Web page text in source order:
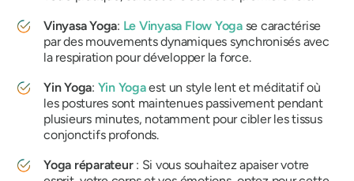
Vinyasa Yoga: Le Vinyasa Flow Yogase caractérise
par des mouvements dynamiques synchronisés avec
la respiration pour développer la force.
Yin Yoga: Yin Yogaest un style lent et méditatif où
les postures sont maintenues passivement pendant
plusieurs minutes, notamment pour cibler les tissus
conjonctifs profonds.
Yoga réparateur: Si vous souhaitez apaiser votre